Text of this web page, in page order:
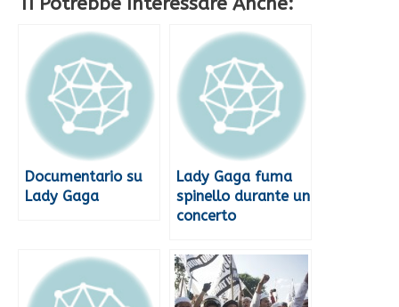
Documentario su
Lady Gaga
Lady Gaga fuma
spinello durante un
concerto